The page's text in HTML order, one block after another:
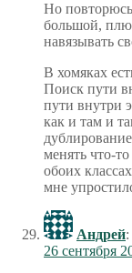
Но
большой,
навязывать
В хомяках
Поиск пути
пути внутри
как и там и
менять что-
обоих
мне
Андрей:
26 сентября